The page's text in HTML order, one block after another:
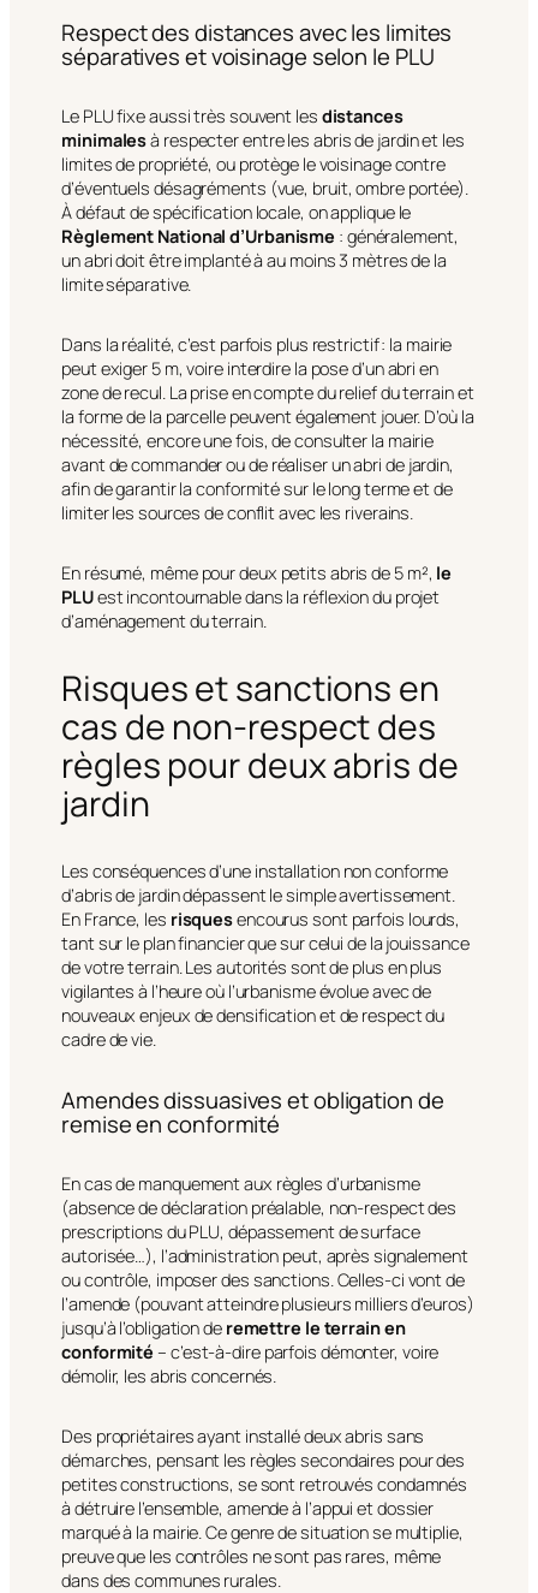
Respect des distances avec les limites
séparatives et voisinage selon le PLU
Le PLU fixe aussi très souvent les distances
minimalesà respecter entre les abris de jardin et les
limites de propriété, ou protège le voisinage contre
d’éventuels désagréments (vue, bruit, ombre portée).
À défaut de spécification locale, on applique le
Règlement National d’Urbanisme : généralement,
un abri doit être implanté à au moins 3 mètres de la
limite séparative.
Dans la réalité, c’est parfois plus restrictif : la mairie
peut exiger 5 m, voire interdire la pose d’un abri en
zone de recul. La prise en compte du relief du terrain et
la forme de la parcelle peuvent également jouer. D’où la
nécessité, encore une fois, de consulter la mairie
avant de commander ou de réaliser un abri de jardin,
afin de garantir la conformité sur le long terme et de
limiter les sources de conflit avec les riverains.
En résumé, même pour deux petits abris de 5 m², le
PLUest incontournable dans la réflexion du projet
d’aménagement du terrain.
Risques et sanctions en
cas de non-respect des
règles pour deux abris de
jardin
Les conséquences d’une installation non conforme
d’abris de jardin dépassent le simple avertissement.
En France, les risquesencourus sont parfois lourds,
tant sur le plan financier que sur celui de la jouissance
de votre terrain. Les autorités sont de plus en plus
vigilantes à l’heure où l’urbanisme évolue avec de
nouveaux enjeux de densification et de respect du
cadre de vie.
Amendes dissuasives et obligation de
remise en conformité
En cas de manquement aux règles d’urbanisme
(absence de déclaration préalable, non-respect des
prescriptions du PLU, dépassement de surface
autorisée…), l’administration peut, après signalement
ou contrôle, imposer des sanctions. Celles-ci vont de
l’amende (pouvant atteindre plusieurs milliers d’euros)
jusqu’à l’obligation de remettre le terrain en
conformité – c’est-à-dire parfois démonter, voire
démolir, les abris concernés.
Des propriétaires ayant installé deux abris sans
démarches, pensant les règles secondaires pour des
petites constructions, se sont retrouvés condamnés
à détruire l’ensemble, amende à l’appui et dossier
marqué à la mairie. Ce genre de situation se multiplie,
preuve que les contrôles ne sont pas rares, même
dans des communes rurales.